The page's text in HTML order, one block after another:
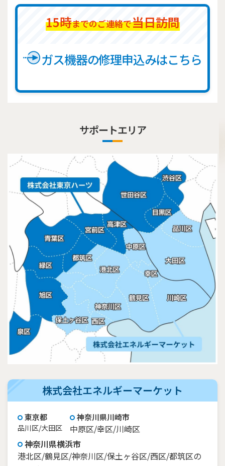
15時までのご連絡で当日訪問
ガス機器の修理申込みはこちら
サポートエリア
株式会社エネルギーマーケット
東京都
品川区/大田区
神奈川県川崎市
中原区/幸区/川崎区
神奈川県横浜市
港北区/鶴見区/神奈川区/保土ヶ谷区/西区/都筑区の